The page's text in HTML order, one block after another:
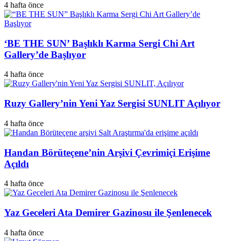
4 hafta önce
‘BE THE SUN’ Başlıklı Karma Sergi Chi Art
Gallery’de Başlıyor
4 hafta önce
Ruzy Gallery’nin Yeni Yaz Sergisi SUNLIT Açılıyor
4 hafta önce
Handan Börüteçene’nin Arşivi Çevrimiçi Erişime
Açıldı
4 hafta önce
Yaz Geceleri Ata Demirer Gazinosu ile Şenlenecek
4 hafta önce